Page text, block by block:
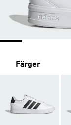
Färger